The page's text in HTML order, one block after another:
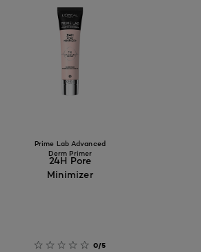
Prime Lab Advanced
Derm Primer
24H Pore
Minimizer
0/5